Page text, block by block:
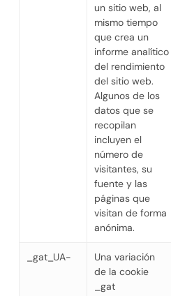
un sitio web, al
mismo tiempo
que crea un
informe analítico
del rendimiento
del sitio web.
Algunos de los
datos que se
recopilan
incluyen el
número de
visitantes, su
fuente y las
páginas que
visitan de forma
anónima.
_gat_UA-
Una variación
de la cookie
_gat